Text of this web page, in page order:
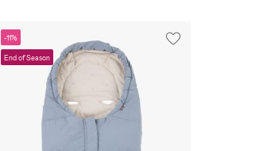
-11%
End of Season